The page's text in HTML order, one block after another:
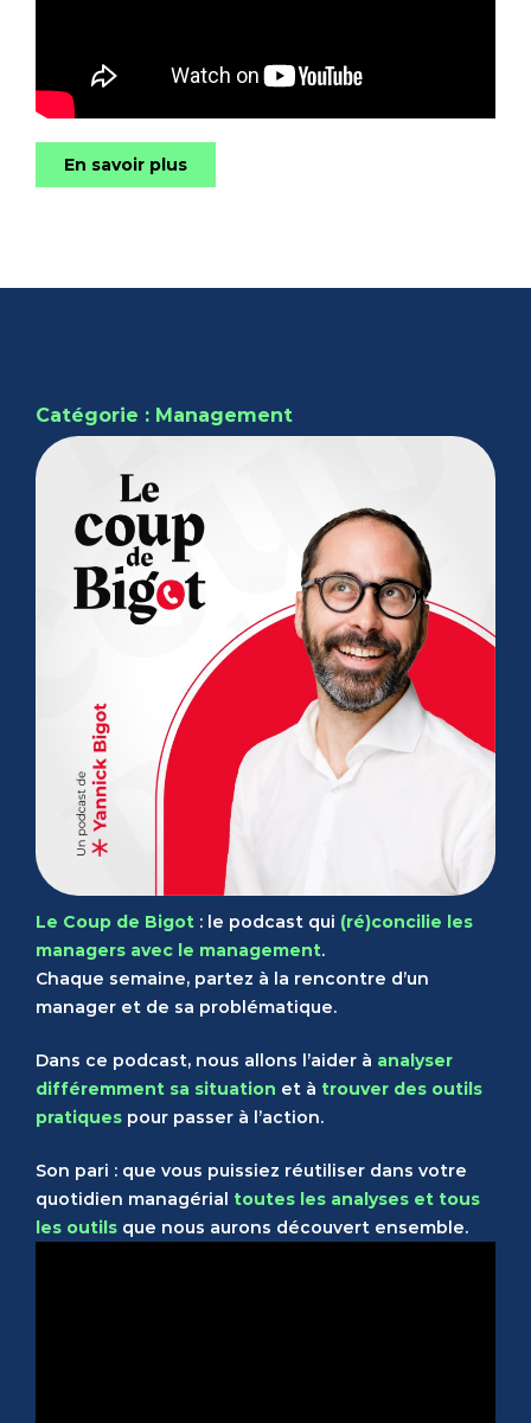
En savoir plus
Catégorie : Management
Le Coup de Bigot : le podcast qui (ré)concilie les
managers avec le management.
Chaque semaine, partez à la rencontre d’un
manager et de sa problématique.
Dans ce podcast, nous allons l’aider à analyser
différemment sa situation et à trouver des outils
pratiques pour passer à l’action.
Son pari : que vous puissiez réutiliser dans votre
quotidien managérial toutes les analyses et tous
les outils que nous aurons découvert ensemble.